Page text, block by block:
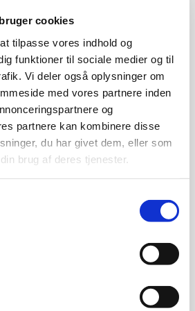
cookies
tilpasse vores indhold og
funktioner til sociale medier og til
Vi deler også oplysninger om
med vores partnere inden
og
partnere kan kombinere disse
du har givet dem, eller som
brug af deres tjenester.
en atombombe.
blev opdaget i 1938-
af Anden Verdenskrig, og selve
som krigen var ved at slutte,
forsknings- og
under
– verdens første Big
var der ikke kun én type
forskellige bombedesigns der
ressourcer at udvikle.
og alle andre i en helt ny
Krigs splittelse mellem øst og vest
dagsorden, men mange
Bohr og J. Robert
forskning og internationalt